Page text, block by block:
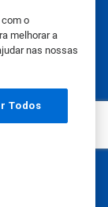
o
melhorar a
nas nossas
Todos
Produtos